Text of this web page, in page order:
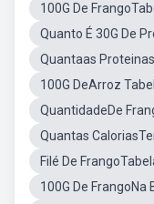
100G De
Quanto É 30G De
Quantaas
100G DeArroz
QuantidadeDe
Quantas
Filé De
100G De FrangoNa